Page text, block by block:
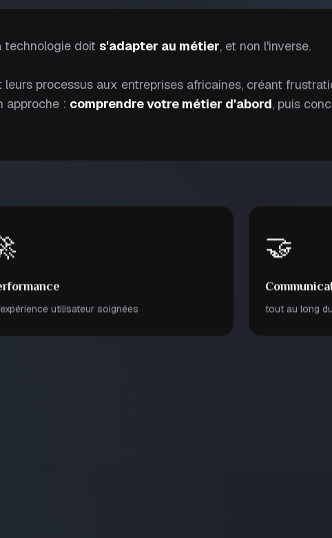
technologie doit s'adapter au métier, et non l'inverse.
processus aux entreprises africaines, créant
approche : comprendre votre métier d'abord, puis
utilisateur soignées
🤝
tout au long